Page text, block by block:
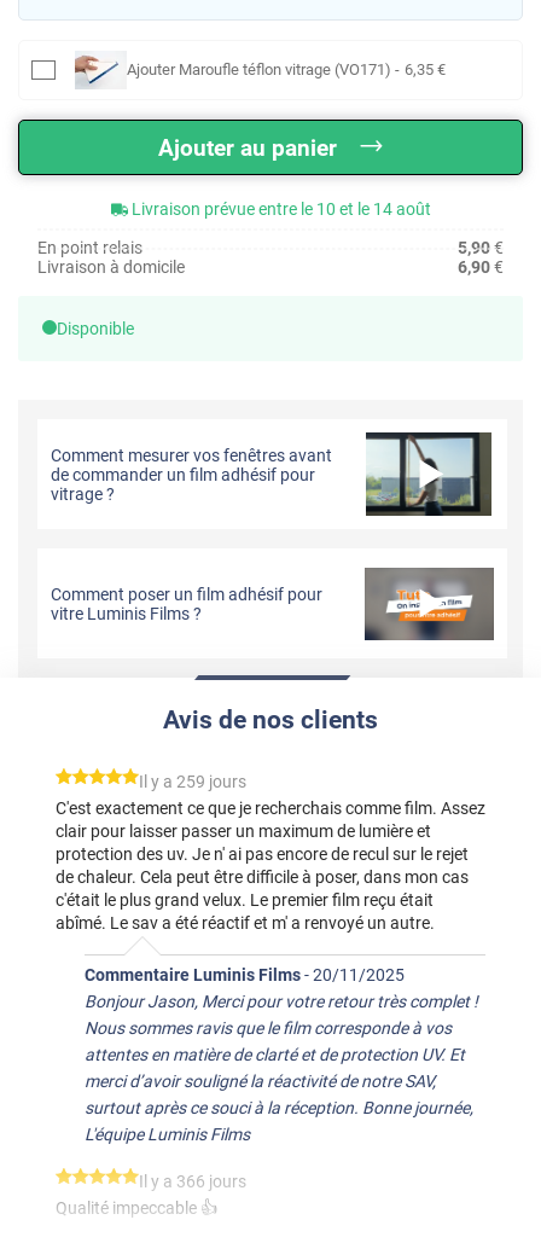
Ajouter Maroufle téflon vitrage (VO171) - 6,35 €
Ajouter au panier
Livraison prévue entre le 10 et le 14 août
En point relais
5,90€
Livraison à domicile
6,90€
Disponible
Comment mesurer vos fenêtres avant
de commander un film adhésif pour
vitrage ?
Comment poser un film adhésif pour
vitre Luminis Films ?
Avis de nos clients
*****
Il y a 259 jours
C'est exactement ce que je recherchais comme film. Assez
clair pour laisser passer un maximum de lumière et
protection des uv. Je n' ai pas encore de recul sur le rejet
de chaleur. Cela peut être difficile à poser, dans mon cas
c'était le plus grand velux. Le premier film reçu était
abîmé. Le sav a été réactif et m' a renvoyé un autre.
Commentaire Luminis Films-20/11/2025
Bonjour Jason, Merci pour votre retour très complet !
Nous sommes ravis que le film corresponde à vos
attentes en matière de clarté et de protection UV. Et
merci d’avoir souligné la réactivité de notre SAV,
surtout après ce souci à la réception. Bonne journée,
L'équipe Luminis Films
*****
Il y a 366 jours
Qualité impeccable 👍